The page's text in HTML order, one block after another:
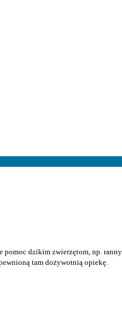
pomoc dzikim zwierzętom, np.
tam dożywotnią opiekę.